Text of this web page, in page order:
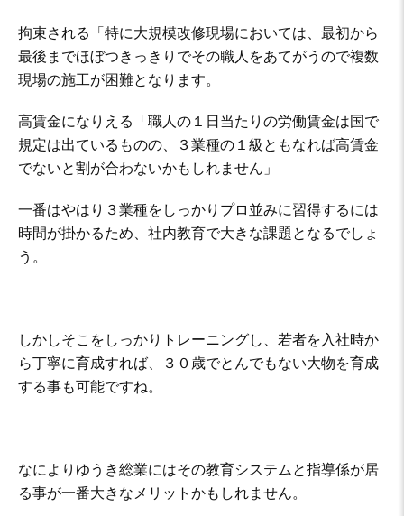
拘束される「特に大規模改修現場においては、最初から
最後までほぼつきっきりでその職人をあてがうので複数
現場の施工が困難となります。
高賃金になりえる「職人の１日当たりの労働賃金は国で
規定は出ているものの、３業種の１級ともなれば高賃金
でないと割が合わないかもしれません」
一番はやはり３業種をしっかりプロ並みに習得するには
時間が掛かるため、社内教育で大きな課題となるでしょ
う。
しかしそこをしっかりトレーニングし、若者を入社時か
ら丁寧に育成すれば、３０歳でとんでもない大物を育成
する事も可能ですね。
なによりゆうき総業にはその教育システムと指導係が居
る事が一番大きなメリットかもしれません。